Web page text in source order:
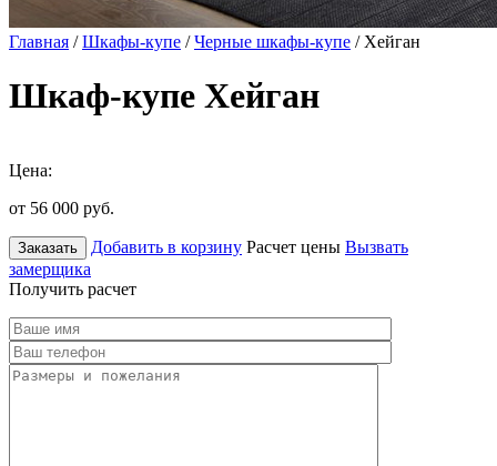
Главная /Шкафы-купе /Черные шкафы-купе / Хейган
Шкаф-купе Хейган
Цена:
от 56 000 руб.
Заказать Добавить в корзину Расчет цены Вызвать
замерщика
Получить расчет